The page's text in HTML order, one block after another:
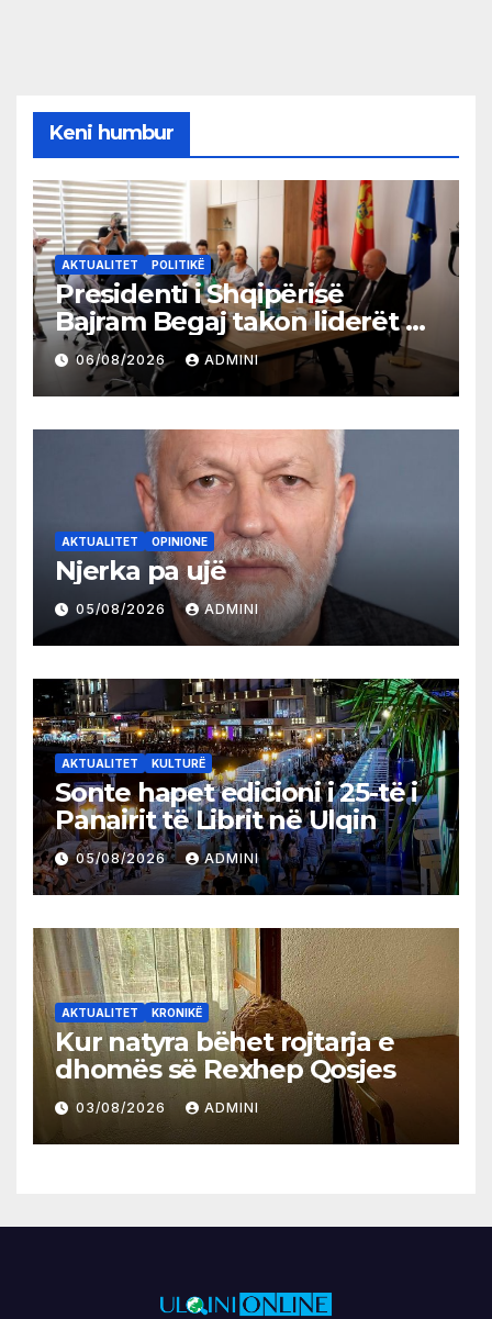
Keni humbur
AKTUALITET POLITIKË
Presidenti i Shqipërisë
Bajram Begaj takon liderët e
partive shqiptare në Ulqin
06/08/2026 ADMINI
AKTUALITET OPINIONE
Njerka pa ujë
05/08/2026 ADMINI
AKTUALITET KULTURË
Sonte hapet edicioni i 25-të i
Panairit të Librit në Ulqin
05/08/2026 ADMINI
AKTUALITET KRONIKË
Kur natyra bëhet rojtarja e
dhomës së Rexhep Qosjes
03/08/2026 ADMINI